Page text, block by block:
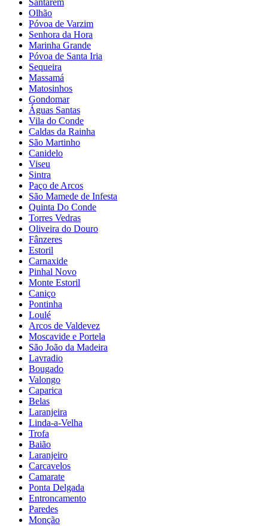
Santarém
Olhão
Póvoa de Varzim
Senhora da Hora
Marinha Grande
Póvoa de Santa Iria
Sequeira
Massamá
Matosinhos
Gondomar
Águas Santas
Vila do Conde
Caldas da Rainha
São Martinho
Canidelo
Viseu
Sintra
Paço de Arcos
São Mamede de Infesta
Quinta Do Conde
Torres Vedras
Oliveira do Douro
Fânzeres
Estoril
Carnaxide
Pinhal Novo
Monte Estoril
Caniço
Pontinha
Loulé
Arcos de Valdevez
Moscavide e Portela
São João da Madeira
Lavradio
Bougado
Valongo
Caparica
Belas
Laranjeira
Linda-a-Velha
Trofa
Baião
Laranjeiro
Carcavelos
Camarate
Ponta Delgada
Entroncamento
Paredes
Monção